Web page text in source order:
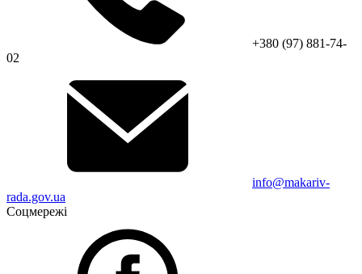
+380 (97) 881-74-
02
info@makariv-
rada.gov.ua
Соцмережі